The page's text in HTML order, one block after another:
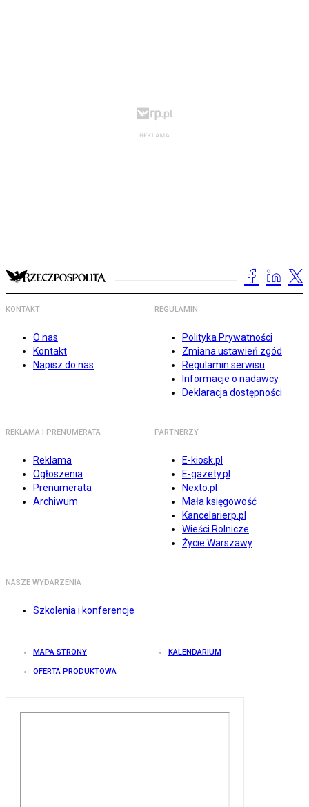
KONTAKT
O nas
Kontakt
Napisz do nas
REGULAMIN
Polityka Prywatności
Zmiana ustawień zgód
Regulamin serwisu
Informacje o nadawcy
Deklaracja dostępności
REKLAMA I PRENUMERATA
Reklama
Ogłoszenia
Prenumerata
Archiwum
PARTNERZY
E-kiosk.pl
E-gazety.pl
Nexto.pl
Mała księgowość
Kancelarierp.pl
Wieści Rolnicze
Życie Warszawy
NASZE WYDARZENIA
Szkolenia i konferencje
MAPA STRONY KALENDARIUM
OFERTA PRODUKTOWA